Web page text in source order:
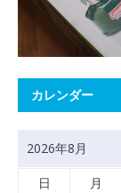
カレンダー
2026年8月
日 月